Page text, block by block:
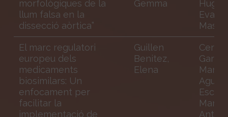
morfològiques de la
llum falsa en la
dissecció aòrtica”
Gemma
Hug;
El marc regulatori
europeu dels
medicaments
biosimilars: Un
enfocament per
facilitar la
implementació de
Guillen
Benitez,
Elena
García,
María
Agustí
Maria